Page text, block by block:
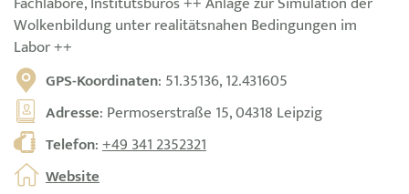
Wolkenbildung unter realitätsnahen Bedingungen im
Labor ++
GPS-Koordinaten: 51.35136, 12.431605
Adresse: Permoserstraße 15, 04318 Leipzig
Telefon:+49 341 2352321
Website